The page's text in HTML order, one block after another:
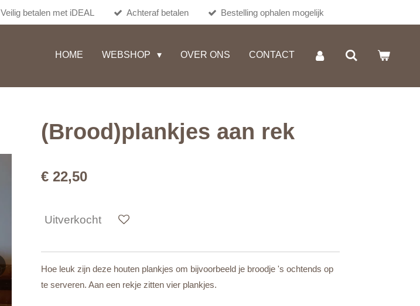
Veilig betalen met iDEAL Achteraf betalen Bestelling ophalen mogelijk
HOME WEBSHOP OVER ONS CONTACT
(Brood)plankjes aan rek
€ 22,50
Uitverkocht
Hoe leuk zijn deze houten plankjes om bijvoorbeeld je broodje 's ochtends op
te serveren. Aan een rekje zitten vier plankjes.